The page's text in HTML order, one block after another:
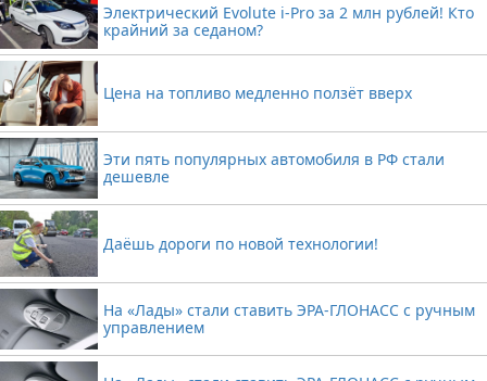
Электрический Evolute i-Pro за 2 млн рублей! Кто
крайний за седаном?
Цена на топливо медленно ползёт вверх
Эти пять популярных автомобиля в РФ стали
дешевле
Даёшь дороги по новой технологии!
На «Лады» стали ставить ЭРА-ГЛОНАСС с ручным
управлением